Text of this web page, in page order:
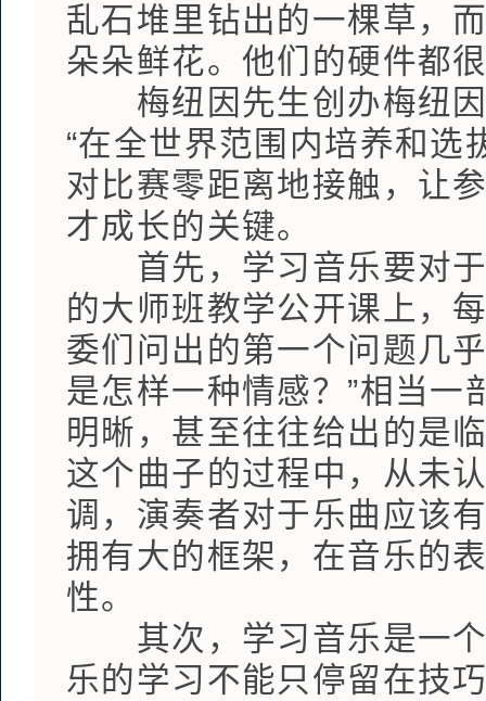
乱石堆里钻出的一棵草，
朵朵鲜花。他们的硬件都
梅纽因先生创办梅纽因
“在全世界范围内培养和选
对比赛零距离地接触，让
才成长的关键。
首先，学习音乐要对于
的大师班教学公开课上，
委们问出的第一个问题几
是怎样一种情感？”相当
明晰，甚至往往给出的是
这个曲子的过程中，从未
调，演奏者对于乐曲应该
拥有大的框架，在音乐的
性。
其次，学习音乐是一个
乐的学习不能只停留在技